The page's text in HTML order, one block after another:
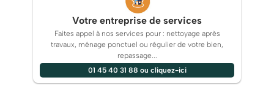
Votre entreprise de services
Faites appel à nos services pour : nettoyage après
travaux, ménage ponctuel ou régulier de votre bien,
repassage...
01 45 40 31 88 ou cliquez-ici